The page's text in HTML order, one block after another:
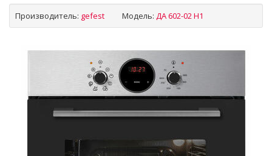
Производитель: gefest Модель: ДА 602-02 Н1